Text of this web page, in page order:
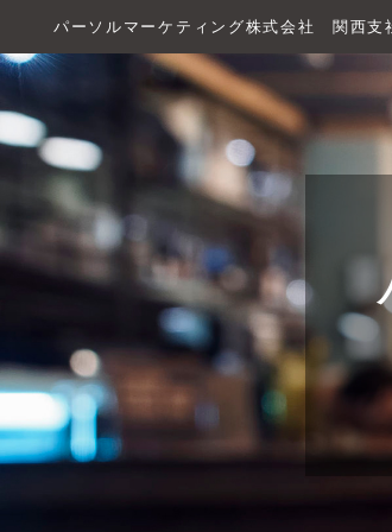
パーソルマーケティング株式会社 関西支